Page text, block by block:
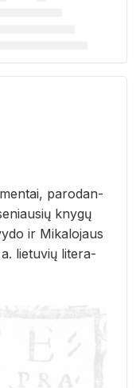
pa­ro­dan­
kny­gų
ir Mi­ka­lo­jaus
a. lie­tu­vių li­te­ra­